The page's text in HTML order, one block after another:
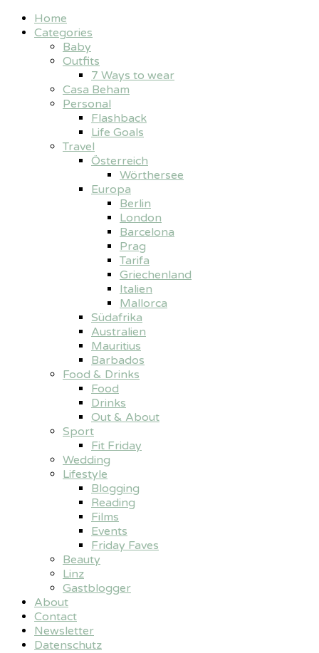
Home
Categories
Baby
Outfits
7 Ways to wear
Casa Beham
Personal
Flashback
Life Goals
Travel
Österreich
Wörthersee
Europa
Berlin
London
Barcelona
Prag
Tarifa
Griechenland
Italien
Mallorca
Südafrika
Australien
Mauritius
Barbados
Food & Drinks
Food
Drinks
Out & About
Sport
Fit Friday
Wedding
Lifestyle
Blogging
Reading
Films
Events
Friday Faves
Beauty
Linz
Gastblogger
About
Contact
Newsletter
Datenschutz